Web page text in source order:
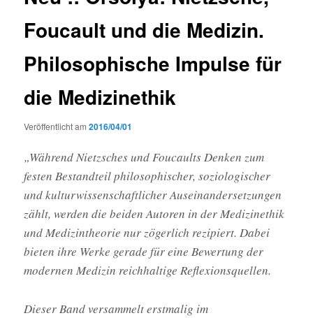
Foucault und die Medizin.
Philosophische Impulse für
die Medizinethik
Veröffentlicht am2016/04/01
„Während Nietzsches und Foucaults Denken zum
festen Bestandteil philosophischer, soziologischer
und kulturwissenschaftlicher Auseinandersetzungen
zählt, werden die beiden Autoren in der Medizinethik
und Medizintheorie nur zögerlich rezipiert. Dabei
bieten ihre Werke gerade für eine Bewertung der
modernen Medizin reichhaltige Reflexionsquellen.
Dieser Band versammelt erstmalig im